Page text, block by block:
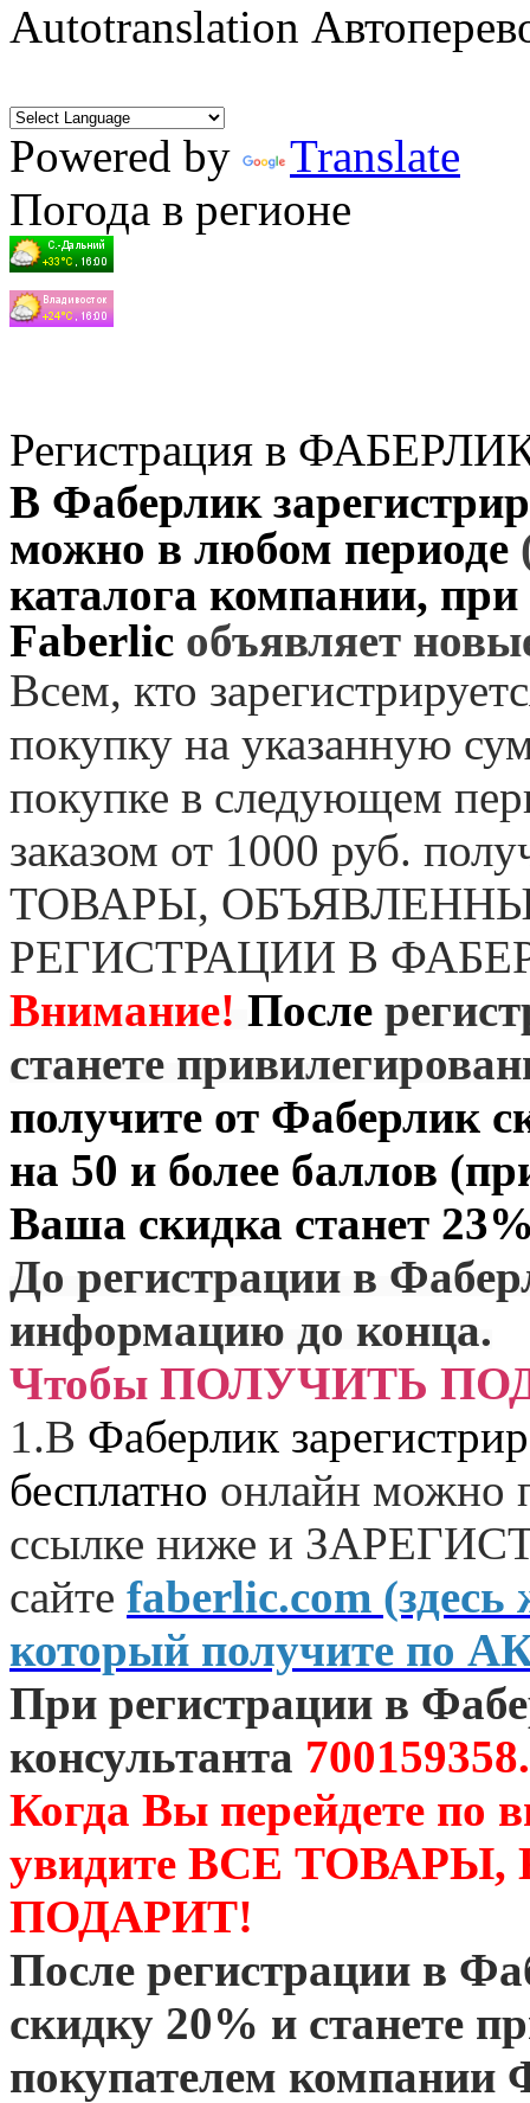
Autotranslation
Powered by
Translate
Погода в регионе
Регистрация в
В Фаберлик
можно в любом периоде
каталога компании,
Faberlic объявляет
Всем, кто
покупку на указанную
покупке в следующем
заказом от 1000 руб.
ТОВАРЫ,
РЕГИСТРАЦИИ В
Внимание! После
станете
получите от Фаберлик
на 50 и более баллов
Ваша скидка станет
До регистрации в
информацию до конца.
Чтобы ПОЛУЧИТЬ
1.В Фаберлик
бесплатно онлайн можно
ссылке ниже и
сайте faberlic.com
который получите по
При регистрации в
консультанта 700159358.
Когда Вы перейдете по
увидите ВСЕ
ПОДАРИТ!
После регистрации в
скидку 20% и станете
покупателем компании